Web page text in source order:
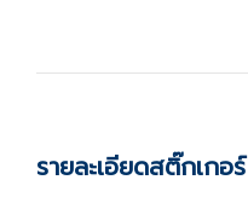
รายละเอียดสติ๊กเกอร์